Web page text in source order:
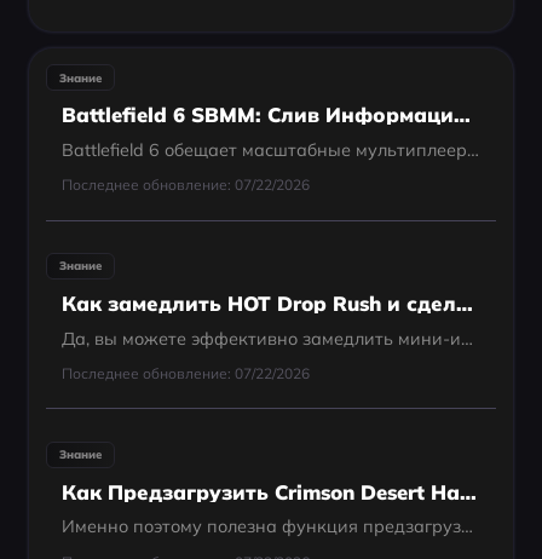
Знание
Battlefield 6 SBMM: Слив Информации, Факторы Матчмейкинга и Офиц
Battlefield 6 обещает масштабные мультиплеерные сражения и улучшенную систему подбора игроков. В этой статье мы разберём, что такое SBMM, что стало известно из утечек и как разработчики планируют его реализовать.
Последнее обновление: 07/22/2026
Знание
Как замедлить HOT Drop Rush и сделать мини-игру PUBG проще
Да, вы можете эффективно замедлить мини-игру PUBG HOT Drop Rush, чтобы улучшить время реакции и добиваться более высоких результатов. Хотя скорость игры со временем естественным образом увеличивается, специализированные инструменты и стратегические...
Последнее обновление: 07/22/2026
Знание
Как Предзагрузить Crimson Desert На ПК И Консолях
Именно поэтому полезна функция предзагрузки. Если вы хотите начать играть сразу после разблокировки игры, а не ждать долгую установку, стоит заранее узнать, когда начинается предзагрузка и как она работает на разных платформах. В этом руководстве собрана